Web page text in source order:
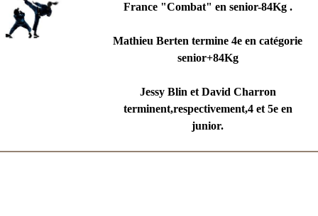
France "Combat" en senior-84Kg .
Mathieu Berten termine 4e en catégorie
senior+84Kg
Jessy Blin et David Charron
terminent,respectivement,4 et 5e en
junior.